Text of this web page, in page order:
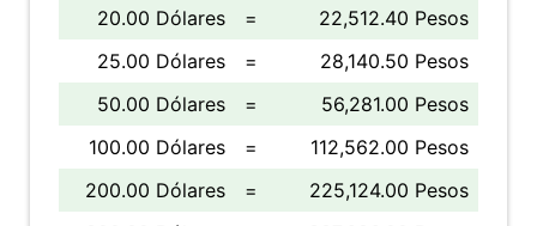
20.00 Dólares
=
22,512.40 Pesos
25.00 Dólares
=
28,140.50 Pesos
50.00 Dólares
=
56,281.00 Pesos
100.00 Dólares
=
112,562.00 Pesos
200.00 Dólares
=
225,124.00 Pesos